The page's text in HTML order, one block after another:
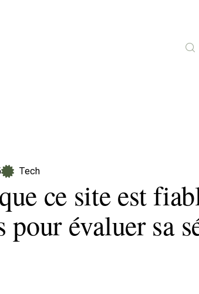
Tech
ce site est
pour évaluer sa